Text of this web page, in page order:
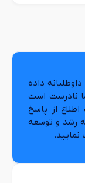
داده
نادرست است
از پاسخ
رشد و توسعه
نمایید.